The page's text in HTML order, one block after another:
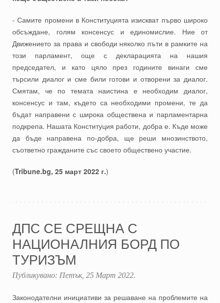
- Самите промени в Конституцията изискват първо широко
обсъждане, голям консенсус и единомислие. Ние от
Движението за права и свободи няколко пъти в рамките на
този парламент, още с декларацията на нашия
председател, и като цяло през годините винаги сме
търсили диалог и сме били готови и отворени за диалог.
Смятам, че по темата наистина е необходим диалог,
консенсус и там, където са необходими промени, те да
бъдат направени с широка обществена и парламентарна
подкрепа. Нашата Конституция работи, добра е. Къде може
да бъде направена по-добра, ще реши мнозинството,
съответно гражданите със своето обществено участие.
(Tribune.bg, 25 март 2022 г.)
ДПС СЕ СРЕЩНА С
НАЦИОНАЛНИЯ БОРД ПО
ТУРИЗЪМ
Публикувано: Петък, 25 Март 2022.
Законодателни инициативи за решаване на проблемите на